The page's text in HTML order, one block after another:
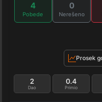
4
Pobede
0
Nerešeno
Prosek
Dao
2
Primio
0.4